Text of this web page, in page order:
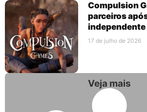
Compulsion
parceiros
independente
17 de julho de 2026
Veja mais